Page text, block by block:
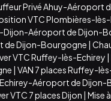
Privé Ahuy-Aéroport
VTC Plombières-
Dijon-Aéroport de Dijon-
de Dijon-Bourgogne |
VTC Ruffey-lès-Echirey |
| VAN 7 places Ruffey-
Aéroport de
VTC 7 places Dijon | Mise